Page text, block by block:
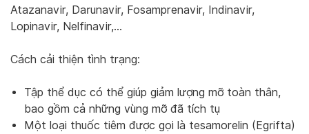
Atazanavir, Darunavir, Fosamprenavir, Indinavir,
Lopinavir, Nelfinavir,…
Cách cải thiện tình trạng:
Tập thể dục có thể giúp giảm lượng mỡ toàn thân,
bao gồm cả những vùng mỡ đã tích tụ
Một loại thuốc tiêm được gọi là tesamorelin (Egrifta)